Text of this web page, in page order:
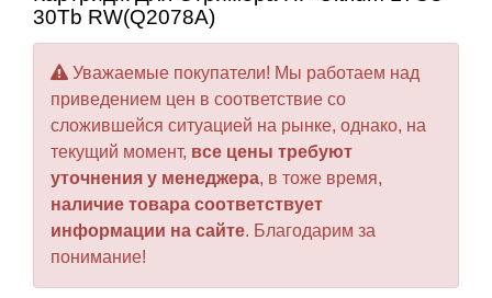
30Tb RW(Q2078A)
Уважаемые покупатели! Мы работаем над
приведением цен в соответствие со
сложившейся ситуацией на рынке, однако, на
текущий момент, все цены требуют
уточнения у менеджера, в тоже время,
наличие товара соответствует
информации на сайте. Благодарим за
понимание!